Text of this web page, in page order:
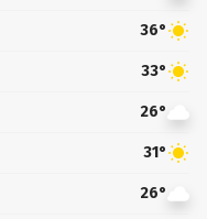
36°
33°
26°
31°
26°